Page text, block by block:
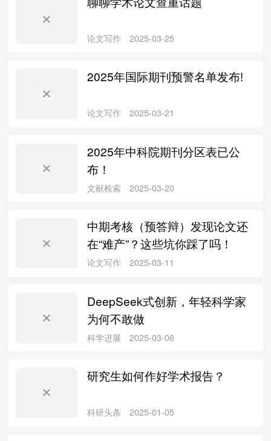
论文写作 2025-09-07
论文写作 2025-03-25
论文写作
2025年国际期刊预警名单发布!
论文写作 2025-03-21
2025年中科院期刊分区表已公
布！
中期考核（预答辩）发现论文还
在“难产”？这些坑你踩了吗！
DeepSeek式创新，年轻科学家
为何不敢做
研究生如何作好学术报告？